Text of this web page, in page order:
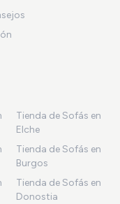
Tienda de Sofás en
Elche
Tienda de Sofás en
Burgos
Tienda de Sofás en
Donostia